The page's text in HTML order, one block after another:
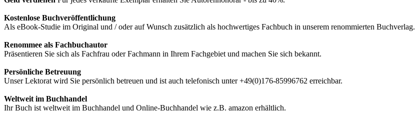
Kostenlose Buchveröffentlichung
Als eBook-Studie im Original und / oder auf Wunsch zusätzlich als hochwertiges Fachbuch in unserem renommierten Buchverlag.
Renommee als Fachbuchautor
Präsentieren Sie sich als Fachfrau oder Fachmann in Ihrem Fachgebiet und machen Sie sich bekannt.
Persönliche Betreuung
Unser Lektorat wird Sie persönlich betreuen und ist auch telefonisch unter +49(0)176-85996762 erreichbar.
Weltweit im Buchhandel
Ihr Buch ist weltweit im Buchhandel und Online-Buchhandel wie z.B. amazon erhältlich.